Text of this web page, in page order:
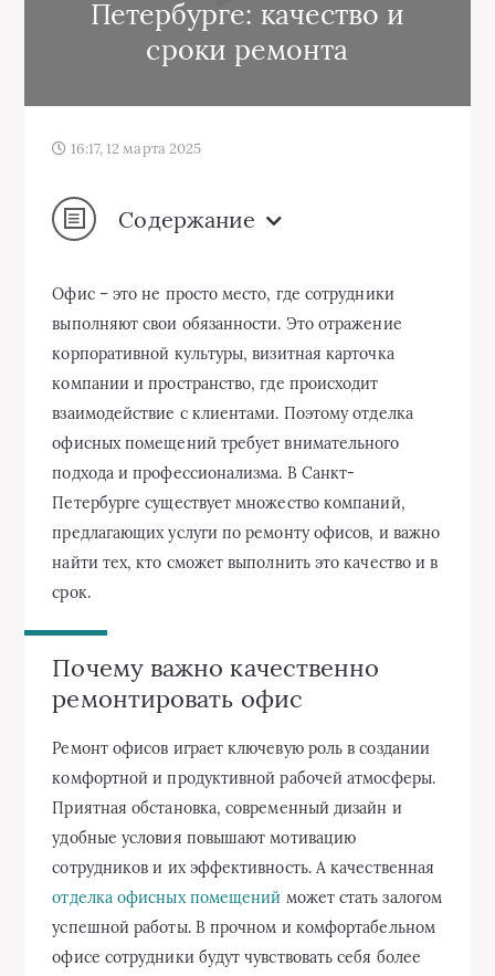
Петербурге: качество и
сроки ремонта
16:17, 12 марта 2025
Содержание
Офис – это не просто место, где сотрудники
выполняют свои обязанности. Это отражение
корпоративной культуры, визитная карточка
компании и пространство, где происходит
взаимодействие с клиентами. Поэтому отделка
офисных помещений требует внимательного
подхода и профессионализма. В Санкт-
Петербурге существует множество компаний,
предлагающих услуги по ремонту офисов, и важно
найти тех, кто сможет выполнить это качество и в
срок.
Почему важно качественно
ремонтировать офис
Ремонт офисов играет ключевую роль в создании
комфортной и продуктивной рабочей атмосферы.
Приятная обстановка, современный дизайн и
удобные условия повышают мотивацию
сотрудников и их эффективность. А качественная
отделка офисных помещений может стать залогом
успешной работы. В прочном и комфортабельном
офисе сотрудники будут чувствовать себя более